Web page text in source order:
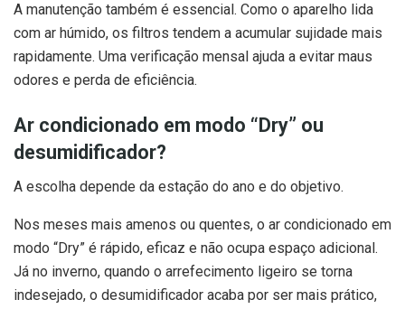
A manutenção também é essencial. Como o aparelho lida
com ar húmido, os filtros tendem a acumular sujidade mais
rapidamente. Uma verificação mensal ajuda a evitar maus
odores e perda de eficiência.
Ar condicionado em modo “Dry” ou
desumidificador?
A escolha depende da estação do ano e do objetivo.
Nos meses mais amenos ou quentes, o ar condicionado em
modo “Dry” é rápido, eficaz e não ocupa espaço adicional.
Já no inverno, quando o arrefecimento ligeiro se torna
indesejado, o desumidificador acaba por ser mais prático,